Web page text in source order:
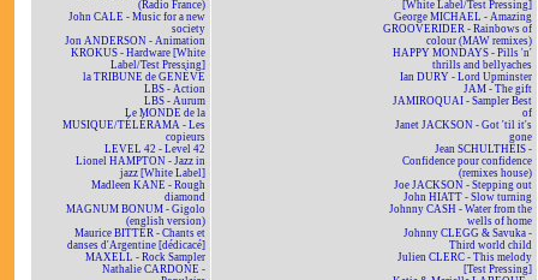
(Radio France)
John CALE - Music for a new
society
Jon ANDERSON - Animation
KROKUS - Hardware [White
Label/Test Pressing]
la TRIBUNE de GENÈVE
LBS - Action
LBS - Aurum
Le MONDE de la
MUSIQUE/TÉLÉRAMA - Les
copieurs
LEVEL 42 - Level 42
Lionel HAMPTON - Jazz in
jazz [White Label]
Madleen KANE - Rough
diamond
MAGNUM BONUM - Gigolo
(english version)
Maurice BITTER - Chants et
danses d'Argentine [dédicacé]
MAXELL - Rock Sampler
Nathalie CARDONE -
[White Label/Test Pressing]
George MICHAEL - Amazing
GROOVERIDER - Rainbows of
colour (MAW remixes)
HAPPY MONDAYS - Pills 'n'
thrills and bellyaches
Ian DURY - Lord Upminster
JAM - The gift
JAMIROQUAI - Sampler Best
of
Janet JACKSON - Got 'til it's
gone
Jean SCHULTHEIS -
Confidence pour confidence
(remixes house)
Joe JACKSON - Stepping out
John HIATT - Slow turning
Johnny CASH - Water from the
wells of home
Johnny CLEGG & Savuka -
Third world child
Julien CLERC - This melody
[Test Pressing]